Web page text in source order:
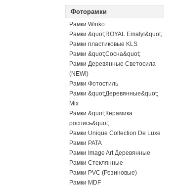
Фоторамки
Рамки Winko
Рамки &quot;ROYAL Emafyl&quot;
Рамки пластиковые KLS
Рамки &quot;Сосна&quot;
Рамки Деревянные Светосила
(NEW!)
Рамки Фотостиль
Рамки &quot;Деревянные&quot;
Mix
Рамки &quot;Керамика
роспись&quot;
Рамки Unique Collection De Luxe
Рамки PATA
Рамки Image Art Деревянные
Рамки Стеклянные
Рамки PVC (Резиновые)
Рамки MDF